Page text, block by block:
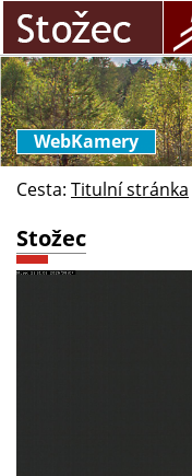
WebKamery
Cesta: Titulní stránka
Stožec